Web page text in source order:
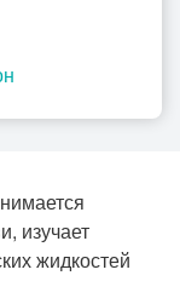
изучает
жидкостей